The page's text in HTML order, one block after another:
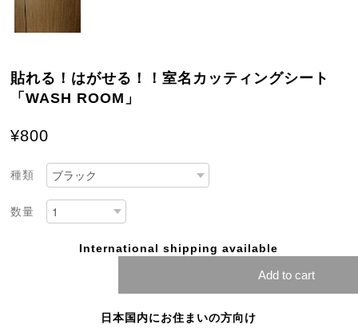
貼れる！はがせる！！室名カッティングシート
「WASH ROOM」
¥800
種類
数量
International shipping available
Add to cart
日本国内にお住まいの方向け